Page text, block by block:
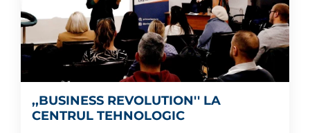
,,BUSINESS REVOLUTION'' LA
CENTRUL TEHNOLOGIC